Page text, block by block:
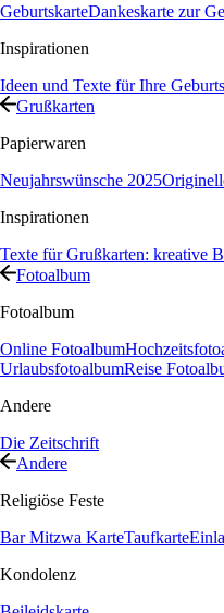
GeburtskarteDankeskarte zur
Inspirationen
Ideen und Texte für Ihre
Grußkarten
Papierwaren
Neujahrswünsche 2025
Inspirationen
Texte für Grußkarten: kreative
Fotoalbum
Fotoalbum
Online Fotoalbum
UrlaubsfotoalbumReise
Andere
Die Zeitschrift
Andere
Religiöse Feste
Bar Mitzwa KarteTaufkarte
Kondolenz